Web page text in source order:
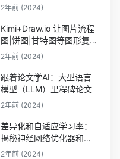
2年前 (2024)
Kimi+Draw.io 让图片流程
图|饼图|甘特图等图形复活
（可编辑）
2年前 (2024)
跟着论文学AI：大型语言
模型（LLM）里程碑论文
2年前 (2024)
差异化和自适应学习率：
揭秘神经网络优化器和调
度器
2年前 (2024)